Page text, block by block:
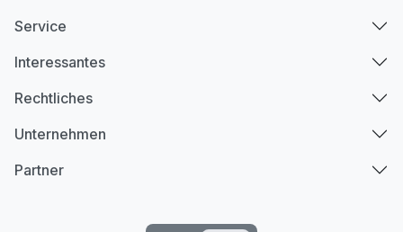
Service
Interessantes
Rechtliches
Unternehmen
Partner